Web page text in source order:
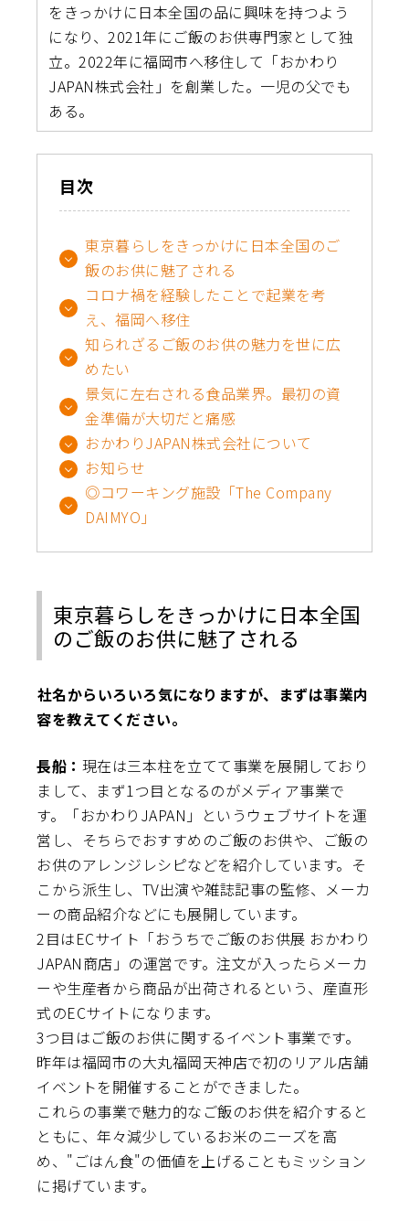
をきっかけに日本全国の品に興味を持つよう
になり、2021年にご飯のお供専門家として独
立。2022年に福岡市へ移住して「おかわり
JAPAN株式会社」を創業した。一児の父でも
ある。
目次
東京暮らしをきっかけに日本全国のご
飯のお供に魅了される
コロナ禍を経験したことで起業を考
え、福岡へ移住
知られざるご飯のお供の魅力を世に広
めたい
景気に左右される食品業界。最初の資
金準備が大切だと痛感
おかわりJAPAN株式会社について
お知らせ
◎コワーキング施設「The Company
DAIMYO」
東京暮らしをきっかけに日本全国
のご飯のお供に魅了される
――社名からいろいろ気になりますが、まずは事業内
容を教えてください。
長船： 現在は三本柱を立てて事業を展開しており
まして、まず1つ目となるのがメディア事業で
す。「おかわりJAPAN」というウェブサイトを運
営し、そちらでおすすめのご飯のお供や、ご飯の
お供のアレンジレシピなどを紹介しています。そ
こから派生し、TV出演や雑誌記事の監修、メーカ
ーの商品紹介などにも展開しています。
2目はECサイト「おうちでご飯のお供展 おかわり
JAPAN商店」の運営です。注文が入ったらメーカ
ーや生産者から商品が出荷されるという、産直形
式のECサイトになります。
3つ目はご飯のお供に関するイベント事業です。
昨年は福岡市の大丸福岡天神店で初のリアル店舗
イベントを開催することができました。
これらの事業で魅力的なご飯のお供を紹介すると
ともに、年々減少しているお米のニーズを高
め、"ごはん食"の価値を上げることもミッション
に掲げています。